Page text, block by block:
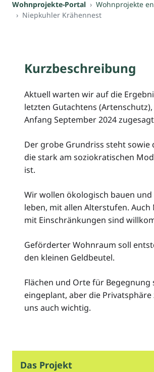
Wohnprojekte-Portal
Wohnprojekte
Niepkuhler Krähennest
Kurzbeschreibung
Aktuell warten wir auf die
letzten Gutachtens
Anfang September 2024
Der grobe Grundriss steht sowie
die stark am soziokratischen
ist.
Wir wollen ökologisch bauen
leben, mit allen Alterstufen. Auch
mit Einschränkungen sind
Geförderter Wohnraum soll
den kleinen Geldbeutel.
Flächen und Orte für Begegnung
eingeplant, aber die
uns auch wichtig.
Das Projekt